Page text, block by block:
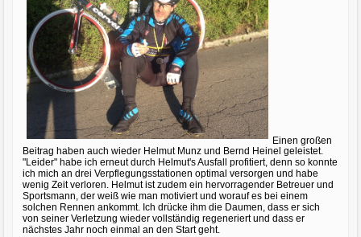
Einen großen
Beitrag haben auch wieder Helmut Munz und Bernd Heinel geleistet.
"Leider" habe ich erneut durch Helmut's Ausfall profitiert, denn so konnte
ich mich an drei Verpflegungsstationen optimal versorgen und habe
wenig Zeit verloren. Helmut ist zudem ein hervorragender Betreuer und
Sportsmann, der weiß wie man motiviert und worauf es bei einem
solchen Rennen ankommt. Ich drücke ihm die Daumen, dass er sich
von seiner Verletzung wieder vollständig regeneriert und dass er
nächstes Jahr noch einmal an den Start geht.